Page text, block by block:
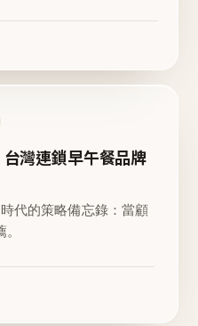
灣連鎖早午餐品牌
代的策略備忘錄：當顧